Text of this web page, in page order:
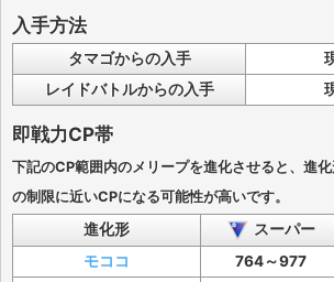
入手方法
タマゴからの入手
レイドバトルからの入手
即戦力CP帯
下記のCP範囲内のメリープを進化させると、進
の制限に近いCPになる可能性が高いです。
進化形 スーパー
モココ
764～977